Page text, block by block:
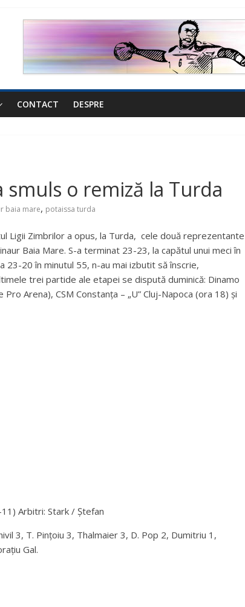
CONTACT DESPRE
o remiză la Turda
baia mare, potaissa turda
Ligii Zimbrilor a opus, la Turda, cele două reprezentante
Baia Mare. S-a terminat 23-23, la capătul unui meci în
20 în minutul 55, n-au mai izbutit să înscrie,
trei partide ale etapei se dispută duminică: Dinamo
Arena), CSM Constanța – „U” Cluj-Napoca (ora 18) și
11) Arbitri: Stark / Ștefan
3, T. Pințoiu 3, Thalmaier 3, D. Pop 2, Dumitriu 1,
Gal.